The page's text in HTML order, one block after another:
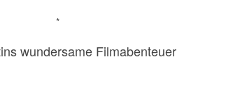
*
wundersame Filmabenteuer